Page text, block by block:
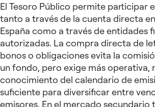
El Tesoro Público permite participar
tanto a través de la cuenta directa
España como a través de entidades
autorizadas. La compra directa de
bonos o obligaciones evita la
un fondo, pero exige más operativa,
conocimiento del calendario de
suficiente para diversificar entre
emisores. En el mercado secundario